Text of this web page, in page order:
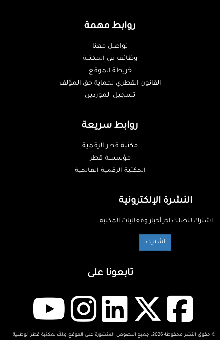
روابط مهمة
تواصل معنا
وظائف في المكتبة
خريطة الموقع
القانون القطري لحماية حق المؤلف
تسجيل الموردين
روابط سريعة
مكتبة قطر الرقمية
مؤسسة قطر
المكتبة الرقمية العالمية
النشرة الإلكترونية
اشترك لتصلك آخر أخبار وفعاليات المكتبة.
اشترك
تابعونا على
© حقوق النشر محفوظة 2026. جميع النصوص المنشورة على الموقع مِلكٌ لمكتبة قطر الوطنية